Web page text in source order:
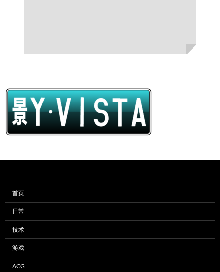
首页
日常
技术
游戏
ACG